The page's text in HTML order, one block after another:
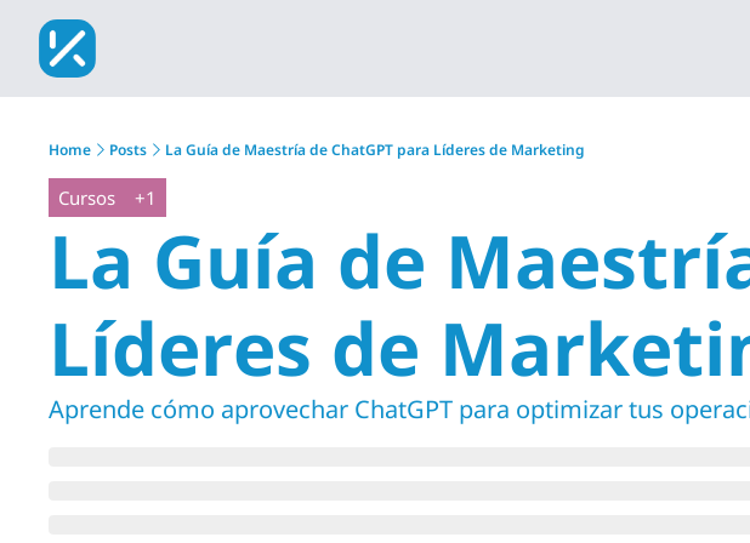
Home Posts La Guía de Maestría de ChatGPT para Líderes de Marketing
Cursos +1
La Guía de
Líderes de
Aprende cómo aprovechar ChatGPT para optimizar tus